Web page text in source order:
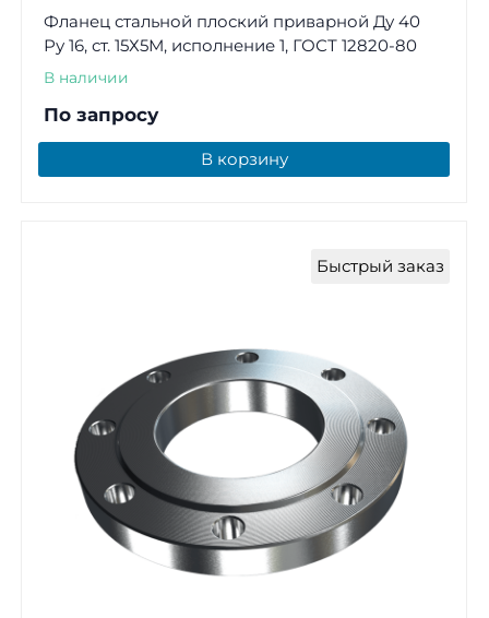
Фланец стальной плоский приварной Ду 40
Ру 16, ст. 15Х5М, исполнение 1, ГОСТ 12820-80
В наличии
По запросу
В корзину
Быстрый заказ